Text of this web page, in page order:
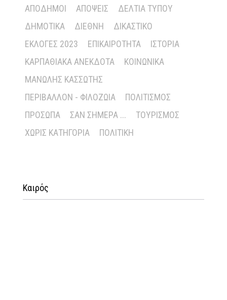
ΑΠΌΔΗΜΟΙ ΑΠΌΨΕΙΣ
ΔΕΛΤΊΑ ΤΎΠΟΥ
ΔΗΜΟΤΙΚΆ
ΔΙΕΘΝΉ
ΔΙΚΑΣΤΙΚΌ
ΕΚΛΟΓΈΣ 2023
ΕΠΙΚΑΙΡΌΤΗΤΑ
ΙΣΤΟΡΊΑ
ΚΑΡΠΑΘΙΑΚΆ ΑΝΈΚΔΟΤΑ
ΚΟΙΝΩΝΙΚΆ
ΜΑΝΏΛΗΣ ΚΑΣΣΏΤΗΣ
ΠΕΡΙΒΆΛΛΟΝ - ΦΙΛΟΖΩΊΑ
ΠΟΛΙΤΙΣΜΌΣ
ΠΡΌΣΩΠΑ
ΣΑΝ ΣΉΜΕΡΑ ...
ΤΟΥΡΙΣΜΌΣ
ΧΩΡΊΣ ΚΑΤΗΓΟΡΊΑ
ΠΟΛΙΤΙΚΉ
Καιρός